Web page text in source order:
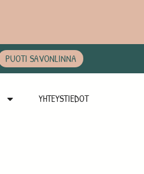
PUOTI SAVONLINNA
YHTEYSTIEDOT